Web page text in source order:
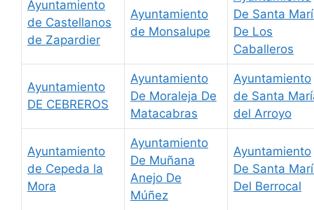
Ayuntamiento
de Castellanos
de Zapardier
Ayuntamiento
de Monsalupe
De Santa
De Los
Caballeros
Ayuntamiento
DE CEBREROS
Ayuntamiento
De Moraleja De
Matacabras
Ayuntamiento
de Santa
del Arroyo
Ayuntamiento
de Cepeda la
Mora
Ayuntamiento
De Muñana
Anejo De
Múñez
Ayuntamiento
De Santa
Del Berrocal